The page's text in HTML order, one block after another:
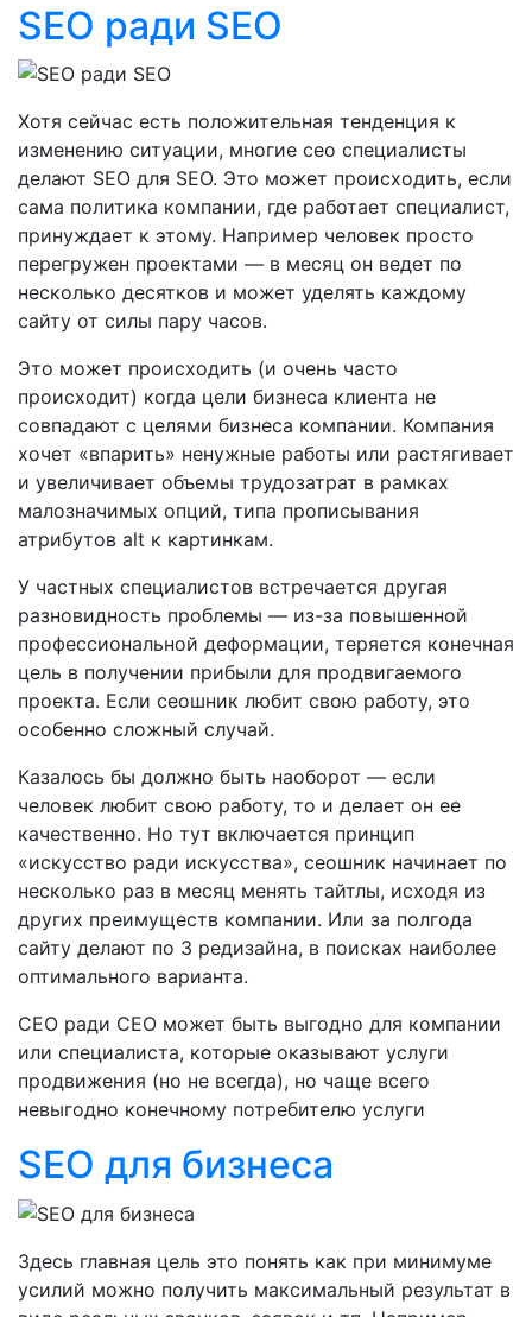
SEO ради SEO
Хотя сейчас есть положительная тенденция к
изменению ситуации, многие сео специалисты
делают SEO для SEO. Это может происходить, если
сама политика компании, где работает специалист,
принуждает к этому. Например человек просто
перегружен проектами — в месяц он ведет по
несколько десятков и может уделять каждому
сайту от силы пару часов.
Это может происходить (и очень часто
происходит) когда цели бизнеса клиента не
совпадают с целями бизнеса компании. Компания
хочет «впарить» ненужные работы или растягивает
и увеличивает объемы трудозатрат в рамках
малозначимых опций, типа прописывания
атрибутов alt к картинкам.
У частных специалистов встречается другая
разновидность проблемы — из-за повышенной
профессиональной деформации, теряется конечная
цель в получении прибыли для продвигаемого
проекта. Если сеошник любит свою работу, это
особенно сложный случай.
Казалось бы должно быть наоборот — если
человек любит свою работу, то и делает он ее
качественно. Но тут включается принцип
«искусство ради искусства», сеошник начинает по
несколько раз в месяц менять тайтлы, исходя из
других преимуществ компании. Или за полгода
сайту делают по 3 редизайна, в поисках наиболее
оптимального варианта.
СЕО ради СЕО может быть выгодно для компании
или специалиста, которые оказывают услуги
продвижения (но не всегда), но чаще всего
невыгодно конечному потребителю услуги
SEO для бизнеса
Здесь главная цель это понять как при минимуме
усилий можно получить максимальный результат в